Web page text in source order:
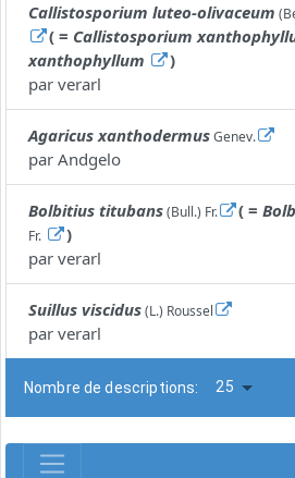
Callistosporium luteo-olivaceum
( = Callistosporium
xanthophyllum
)
par verarl
Agaricus xanthodermusGenev.
par Andgelo
Bolbitius titubans(Bull.) Fr. ( =
Fr.
)
par verarl
Suillus viscidus(L.) Roussel
par verarl
Nombre de descriptions: 25